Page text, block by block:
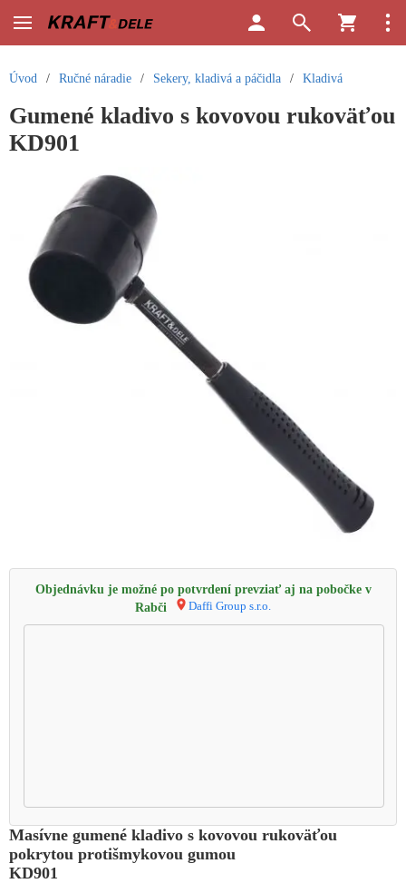
Úvod / Ručné náradie / Sekery, kladivá a páčidla / Kladivá
Gumené kladivo s kovovou rukoväťou
KD901
Objednávku je možné po potvrdení prevziať aj na pobočke v
Rabči
Daffi Group s.r.o.
Masívne gumené kladivo s kovovou rukoväťou
pokrytou protišmykovou gumou
KD901